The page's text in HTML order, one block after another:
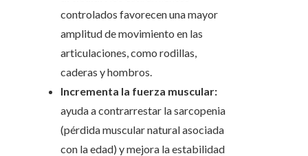
controlados favorecen una mayor
amplitud de movimiento en las
articulaciones, como rodillas,
caderas y hombros.
Incrementa la fuerza muscular:
ayuda a contrarrestar la sarcopenia
(pérdida muscular natural asociada
con la edad) y mejora la estabilidad